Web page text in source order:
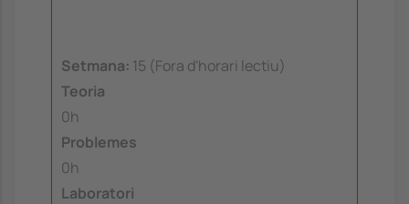
Setmana: 15 (Fora d'horari lectiu)
Teoria
0h
Problemes
0h
Laboratori